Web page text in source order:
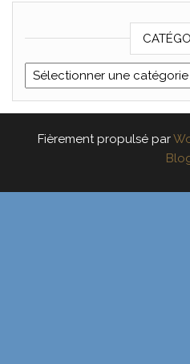
Catégories
Fièrement propulsé par